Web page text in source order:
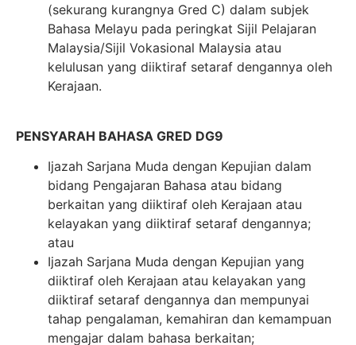
(sekurang kurangnya Gred C) dalam subjek
Bahasa Melayu pada peringkat Sijil Pelajaran
Malaysia/Sijil Vokasional Malaysia atau
kelulusan yang diiktiraf setaraf dengannya oleh
Kerajaan.
PENSYARAH BAHASA GRED DG9
Ijazah Sarjana Muda dengan Kepujian dalam
bidang Pengajaran Bahasa atau bidang
berkaitan yang diiktiraf oleh Kerajaan atau
kelayakan yang diiktiraf setaraf dengannya;
atau
Ijazah Sarjana Muda dengan Kepujian yang
diiktiraf oleh Kerajaan atau kelayakan yang
diiktiraf setaraf dengannya dan mempunyai
tahap pengalaman, kemahiran dan kemampuan
mengajar dalam bahasa berkaitan;